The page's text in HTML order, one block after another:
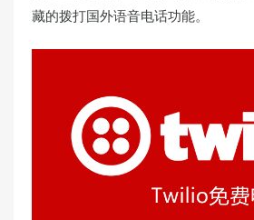
藏的拨打国外语音电话功能。